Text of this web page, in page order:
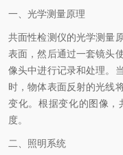
一、光学测量原理
共面性检测仪的光学测量
表面，然后通过一套镜头
像头中进行记录和处理。
时，物体表面反射的光线
变化。根据变化的图像
度。
二、照明系统